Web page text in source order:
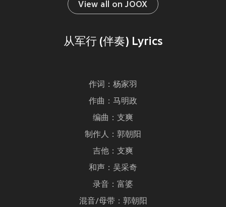
View all on JOOX
从军行 (伴奏) Lyrics
作词：杨家羽
作曲：马明政
编曲：支爽
制作人：郭朝阳
吉他：支爽
和声：吴采奇
录音：富婆
混音/母带：郭朝阳